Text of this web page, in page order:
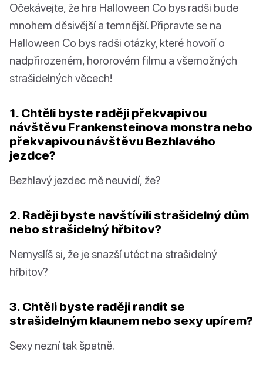
Očekávejte, že hra Halloween Co bys radši bude
mnohem děsivější a temnější. Připravte se na
Halloween Co bys radši otázky, které hovoří o
nadpřirozeném, hororovém filmu a všemožných
strašidelných věcech!
1. Chtěli byste raději překvapivou
návštěvu Frankensteinova monstra nebo
překvapivou návštěvu Bezhlavého
jezdce?
Bezhlavý jezdec mě neuvidí, že?
2. Raději byste navštívili strašidelný dům
nebo strašidelný hřbitov?
Nemyslíš si, že je snazší utéct na strašidelný
hřbitov?
3. Chtěli byste raději randit se
strašidelným klaunem nebo sexy upírem?
Sexy nezní tak špatně.